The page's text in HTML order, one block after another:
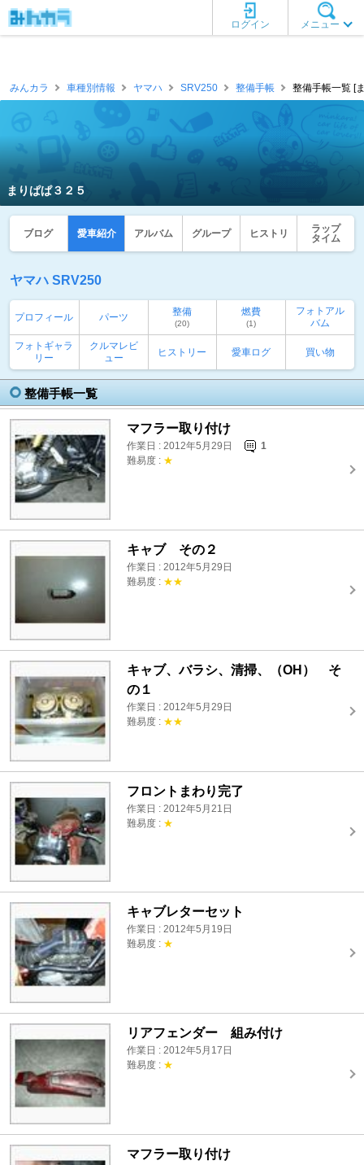
メニュー
ログイン
みんカラ 車種別情報 ヤマハ SRV250 整備手帳 整備手帳一覧 [
まりぱぱ３２５
ブログ 愛車紹介 アルバム グループ ヒストリ
ラップ
タイム
ヤマハ SRV250
プロフィール パーツ 整備
(20)
燃費
(1)
フォトアル
バム
フォトギャラ
リー
クルマレビ
ュー
ヒストリー 愛車ログ 買い物
整備手帳一覧
マフラー取り付け
作業日 : 2012年5月29日
1
難易度 : ★
キャブ その２
作業日 : 2012年5月29日
難易度 : ★★
キャブ、バラシ、清掃、（OH） そ
の１
作業日 : 2012年5月29日
難易度 : ★★
フロントまわり完了
作業日 : 2012年5月21日
難易度 : ★
キャブレターセット
作業日 : 2012年5月19日
難易度 : ★
リアフェンダー 組み付け
作業日 : 2012年5月17日
難易度 : ★
マフラー取り付け